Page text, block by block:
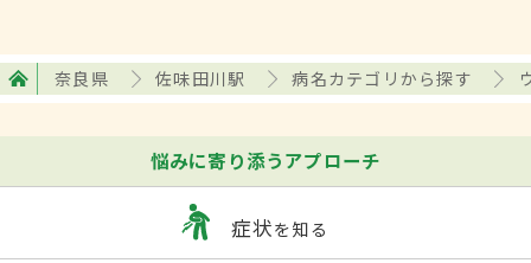
奈良県 佐味田川駅 病名カテゴリから探す
悩みに寄り添うアプローチ
症状を知る